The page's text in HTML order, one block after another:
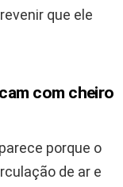
que ele
com cheiro
porque o
de ar e